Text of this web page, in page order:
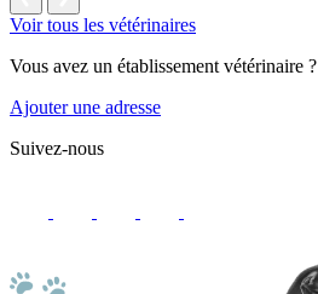
Voir tous les vétérinaires
Vous avez un établissement vétérinaire ?
Ajouter une adresse
Suivez-nous